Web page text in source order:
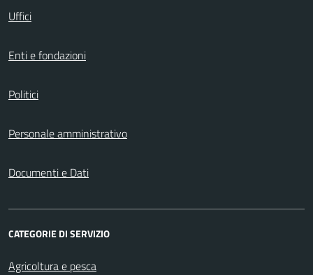
Uffici
Enti e fondazioni
Politici
Personale amministrativo
Documenti e Dati
CATEGORIE DI SERVIZIO
Agricoltura e pesca